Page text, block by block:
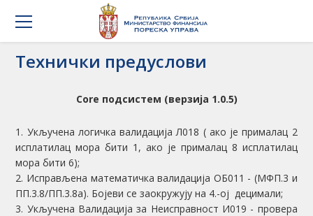
Технички предуслови
Core подсистем (верзија 1.0.5)
1. Укључена логичка валидација Л018 ( ако је прималац 2
исплатилац мора бити 1, ако је прималац 8 исплатилац
мора бити 6);
2. Исправљена математичка валидација ОБ011 - (МФП.3 и
ПП.3.8/ПП.3.8а). Бојеви се заокружују на 4.-ој децимали;
3. Укључена Валидација за Неисправност И019 - провера